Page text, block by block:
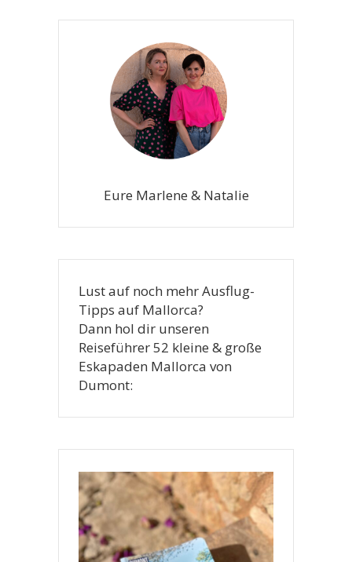
Eure Marlene & Natalie
Lust auf noch mehr Ausflug-
Tipps auf Mallorca?
Dann hol dir unseren
Reiseführer 52 kleine & große
Eskapaden Mallorca von
Dumont: